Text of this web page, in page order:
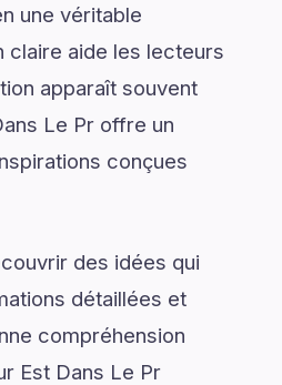
une véritable
claire aide les lecteurs
apparaît souvent
Le Pr offre un
conçues
des idées qui
détaillées et
compréhension
Est Dans Le Pr